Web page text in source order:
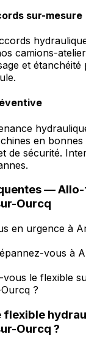
sur-mesure
camions-
et
en
de sécurité.
—
Ourcq
en urgence à
vous à
le flexible
?
flexible
Ourcq ?